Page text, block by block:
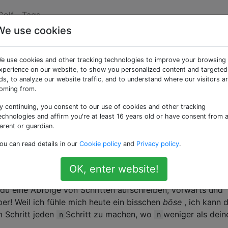
Tags
aus!
lacht. "Du bist in meinem eigenen kleinen
während hinter dir ein Abgrund ohne Boden ist.
und zwei Schritte hinter dir ist der Abgrund.
eine Abfolge von Schritten aufschreiben, vorwärts und
Weil ich fühle mich heute ein bisschen böse , ich kann
Schritt jeden
n Schritt zu machen, wo n weniger als
use cookies
use cookies and other tracking technologies to improve your browsing
on our website, to show you personalized content and targeted
to analyze our website traffic, and to understand where our visitors
from.
continuing, you consent to our use of cookies and other tracking
and affirm you're at least 16 years old or have consent from a
or guardian.
can read details in our Cookie policy and Privacy policy.
OK, enter website!